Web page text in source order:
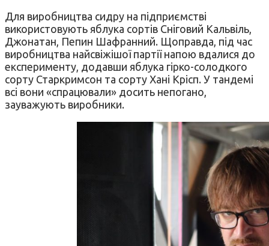
Для виробництва сидру на підприємстві
використовують яблука сортів Сніговий Кальвіль,
Джонатан, Пепин Шафранний. Щоправда, під час
виробництва найсвіжішої партії напою вдалися до
експерименту, додавши яблука гірко-солодкого
сорту Старкримсон та сорту Хані Крісп. У тандемі
всі вони «спрацювали» досить непогано,
зауважують виробники.